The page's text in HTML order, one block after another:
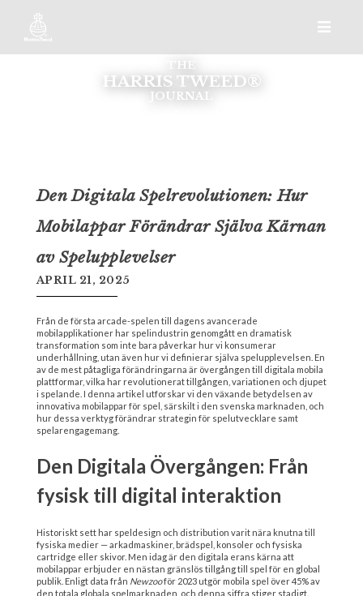
THE
HARRIS TWEED®
JOURNAL
Den Digitala Spelrevolutionen: Hur
Mobilappar Förändrar Själva Kärnan
av Spelupplevelser
APRIL 21, 2025
Från de första arcade-spelen till dagens avancerade
mobilapplikationer har spelindustrin genomgått en dramatisk
transformation som inte bara påverkar hur vi konsumerar
underhållning, utan även hur vi definierar själva spelupplevelsen. En
av de mest påtagliga förändringarna är övergången till digitala mobila
plattformar, vilka har revolutionerat tillgången, variationen och djupet
i spelande. I denna artikel utforskar vi den växande betydelsen av
innovativa mobilappar för spel, särskilt i den svenska marknaden, och
hur dessa verktyg förändrar strategin för spelutvecklare samt
spelarengagemang.
Den Digitala Övergången: Från
fysisk till digital interaktion
Historiskt sett har speldesign och distribution varit nära knutna till
fysiska medier — arkadmaskiner, brädspel, konsoler och fysiska
cartridge eller skivor. Men idag är den digitala erans kärna att
mobilappar erbjuder en nästan gränslös tillgång till spel för en global
publik. Enligt data från Newzooför 2023 utgör mobila spel över 45% av
den totala globala spelmarknaden, och denna siffra stiger stadigt.